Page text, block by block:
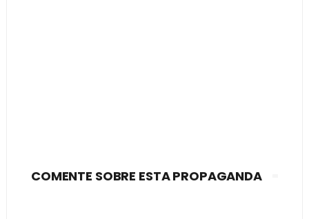
COMENTE SOBRE ESTA PROPAGANDA